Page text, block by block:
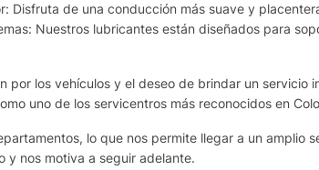
Disfruta de una conducción más suave y
Nuestros lubricantes están diseñados para
por los vehículos y el deseo de brindar un
uno de los servicentros más reconocidos en
lo que nos permite llegar a un amplio
y nos motiva a seguir adelante.